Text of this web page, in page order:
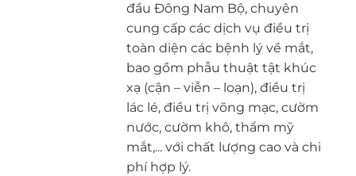
đầu Đông Nam Bộ, chuyên
cung cấp các dịch vụ điều trị
toàn diện các bệnh lý về mắt,
bao gồm phẫu thuật tật khúc
xạ (cận – viễn – loạn), điều trị
lác lé, điều trị võng mạc, cườm
nước, cườm khô, thẩm mỹ
mắt,... với chất lượng cao và chi
phí hợp lý.